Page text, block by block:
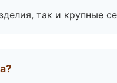
так и крупные